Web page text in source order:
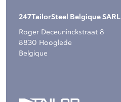
247TailorSteel Belgique SARL
Roger Deceuninckstraat 8
8830 Hooglede
Belgique